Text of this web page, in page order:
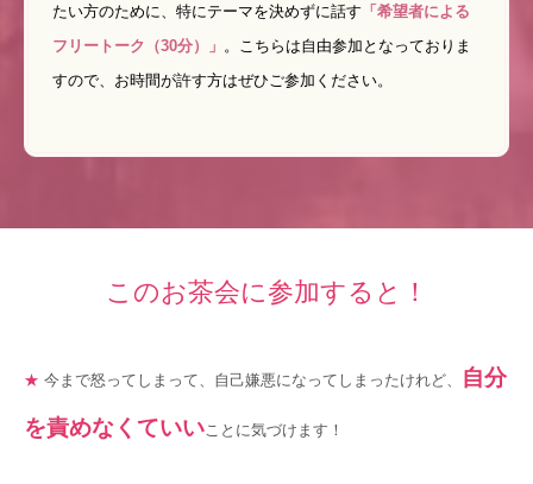
たい方のために、特にテーマを決めずに話す 「希望者による
フリートーク（30分）」 。こちらは自由参加となっておりま
すので、お時間が許す方はぜひご参加ください。
このお茶会に参加すると！
★ 今まで怒ってしまって、自己嫌悪になってしまったけれど、
自分
を責めなくていいことに気づけます！